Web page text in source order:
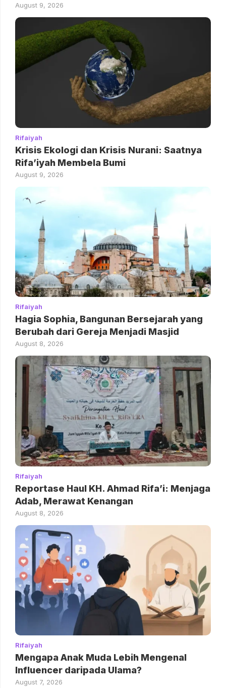
August 9, 2026
Rifaiyah
Krisis Ekologi dan Krisis Nurani: Saatnya
Rifa’iyah Membela Bumi
August 9, 2026
Rifaiyah
Hagia Sophia, Bangunan Bersejarah yang
Berubah dari Gereja Menjadi Masjid
August 8, 2026
Rifaiyah
Reportase Haul KH. Ahmad Rifa’i: Menjaga
Adab, Merawat Kenangan
August 8, 2026
Rifaiyah
Mengapa Anak Muda Lebih Mengenal
Influencer daripada Ulama?
August 7, 2026